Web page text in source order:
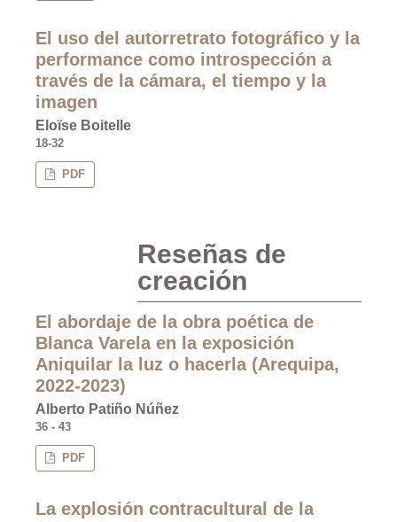
El uso del autorretrato fotográfico y la
performance como introspección a
través de la cámara, el tiempo y la
imagen
Eloïse Boitelle
18-32
PDF
Reseñas de
creación
El abordaje de la obra poética de
Blanca Varela en la exposición
Aniquilar la luz o hacerla (Arequipa,
2022-2023)
Alberto Patiño Núñez
36 - 43
PDF
La explosión contracultural de la